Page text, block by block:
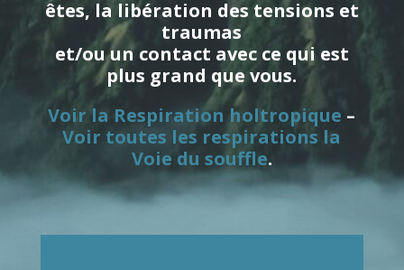
êtes, la libération des tensions et
traumas
et/ou un contact avec ce qui est
plus grand que vous.
Voir la Respiration holtropique –
Voir toutes les respirations la
Voie du souffle.